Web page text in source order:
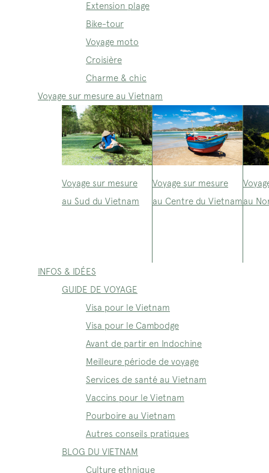
Extension plage
Bike-tour
Voyage moto
Croisière
Charme & chic
Voyage sur mesure au Vietnam
Voyage sur mesure
au Sud du Vietnam
Voyage sur mesure
au Centre du Vietnamau
INFOS & IDÉES
GUIDE DE VOYAGE
Visa pour le Vietnam
Visa pour le Cambodge
Avant de partir en Indochine
Meilleure période de voyage
Services de santé au Vietnam
Vaccins pour le Vietnam
Pourboire au Vietnam
Autres conseils pratiques
BLOG DU VIETNAM
Culture ethnique